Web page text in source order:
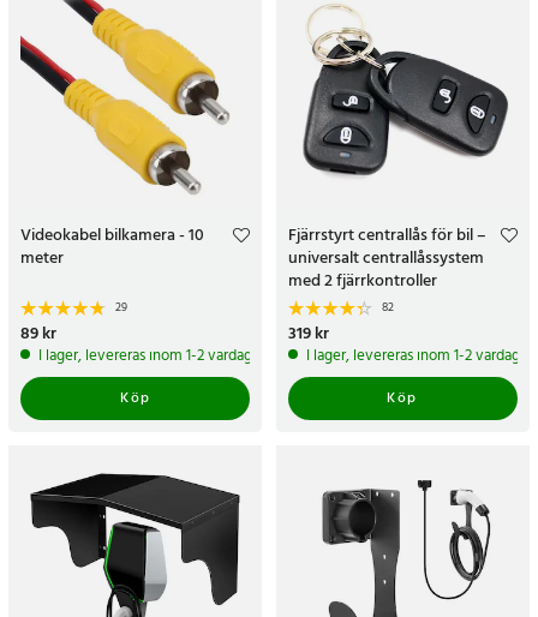
Videokabel bilkamera - 10
meter
29
Pris:
89 kr
I lager, levereras inom 1-2 vardagar
Köp
Fjärrstyrt centrallås för bil –
universalt centrallåssystem
med 2 fjärrkontroller
82
Pris:319 kr
319 kr
I lager, levereras inom 1-2 vardagar
Köp